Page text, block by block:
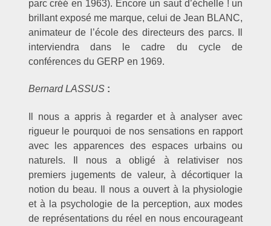
parc créé en 1963). Encore un saut d’échelle ! un
brillant exposé me marque, celui de Jean BLANC,
animateur de l’école des directeurs des parcs. Il
interviendra dans le cadre du cycle de
conférences du GERP en 1969.
Bernard LASSUS:
Il nous a appris à regarder et à analyser avec
rigueur le pourquoi de nos sensations en rapport
avec les apparences des espaces urbains ou
naturels. Il nous a obligé à relativiser nos
premiers jugements de valeur, à décortiquer la
notion du beau. Il nous a ouvert à la physiologie
et à la psychologie de la perception, aux modes
de représentations du réel en nous encourageant